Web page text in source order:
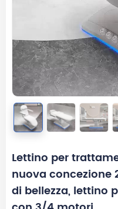
Lettino per
nuova concezione
di bellezza, lettino